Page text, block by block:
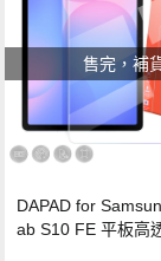
售完，補
DAPAD for
ab S10 FE 平板高